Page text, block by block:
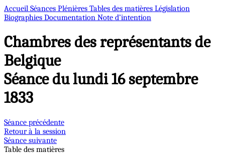
Accueil Séances Plénières Tables des matières Législation
Biographies Documentation Note d’intention
Chambres des représentants de
Belgique
Séance du lundi 16 septembre
1833
Séance précédente
Retour à la session
Séance suivante
Table des matières